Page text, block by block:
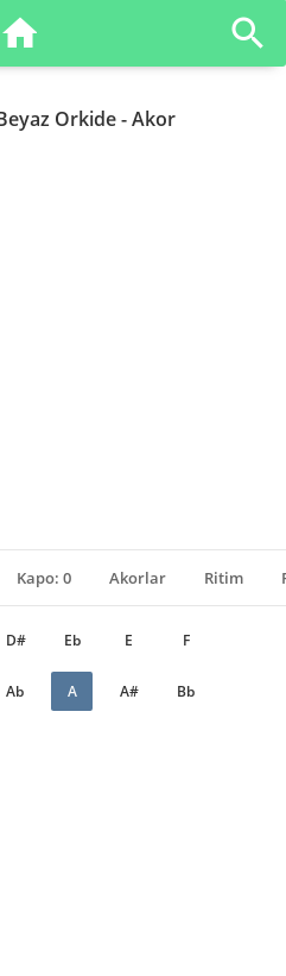
Orkide - Akor
Kapo: 0 Akorlar Ritim
D# Eb E F
Ab A A# Bb